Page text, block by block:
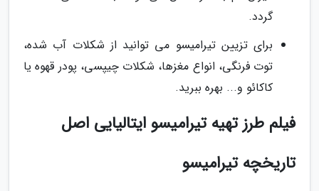
گردد.
برای تزیین تیرامیسو می توانید از شکلات آب شده،
توت فرنگی، انواع مغزها، شکلات چیپسی، پودر قهوه یا
کاکائو و... بهره ببرید.
فیلم طرز تهیه تیرامیسو ایتالیایی اصل
تاریخچه تیرامیسو